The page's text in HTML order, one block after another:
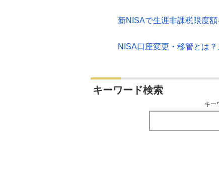
新NISAで生涯非課税限度
NISA口座変更・移管とは
キーワード検索
キー